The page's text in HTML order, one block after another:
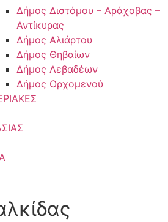
Δήμος Διστόμου – Αράχοβας –
Αντίκυρας
Δήμος Αλιάρτου
Δήμος Θηβαίων
Δήμος Λεβαδέων
Δήμος Ορχομενού